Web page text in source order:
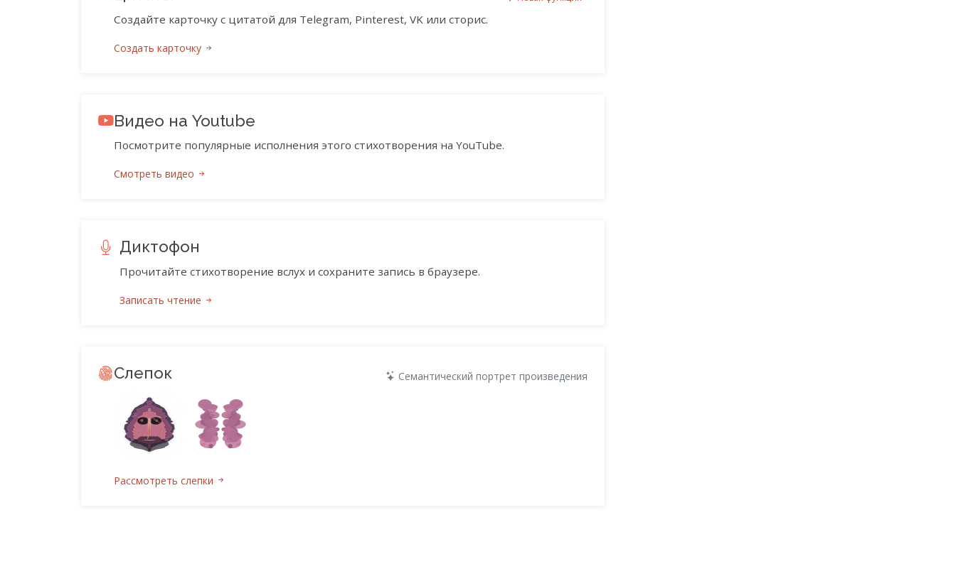
Создайте карточку с цитатой для Telegram, Pinterest, VK или сторис.
Создать карточку
Видео на Youtube
Посмотрите популярные исполнения этого стихотворения на YouTube.
Смотреть видео
Диктофон
Прочитайте стихотворение вслух и сохраните запись в браузере.
Записать чтение
Слепок Семантический портрет произведения
Рассмотреть слепки